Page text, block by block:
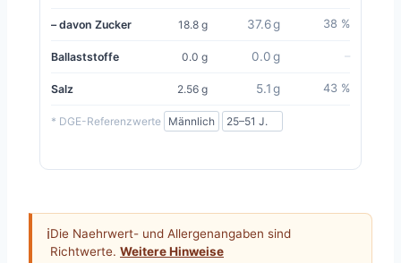
– davon Zucker 18.8 g 37.6 g 38 %
Ballaststoffe 0.0 g 0.0 g –
Salz 2.56 g 5.1 g 43 %
* DGE-Referenzwerte
ℹDie Naehrwert- und Allergenangaben sind
Richtwerte. Weitere Hinweise